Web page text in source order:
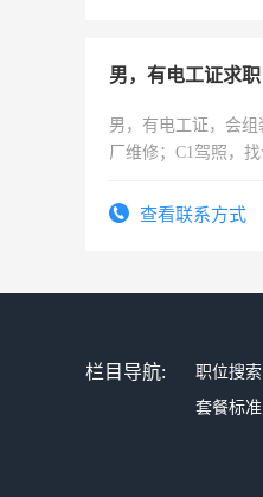
男，有电工证求职
男，有电工证，会
厂维修；C1驾照，
电话查看联系方式
栏目导航: 职位搜索
套餐标准